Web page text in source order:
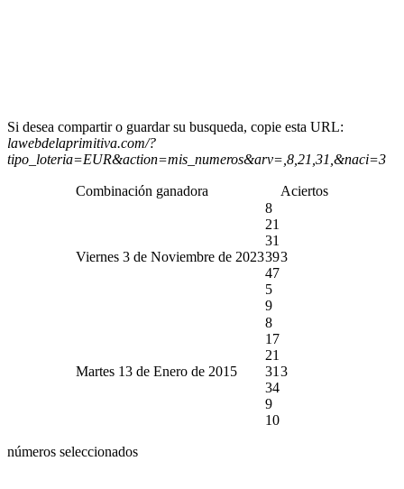
Si desea compartir o guardar su busqueda, copie esta URL:
lawebdelaprimitiva.com/?
tipo_loteria=EUR&action=mis_numeros&arv=,8,21,31,&naci=3
Combinación ganadora Aciertos
Viernes 3 de Noviembre de 2023
8
21
31
39
47
5
9
3
Martes 13 de Enero de 2015
8
17
21
31
34
9
10
3
números seleccionados